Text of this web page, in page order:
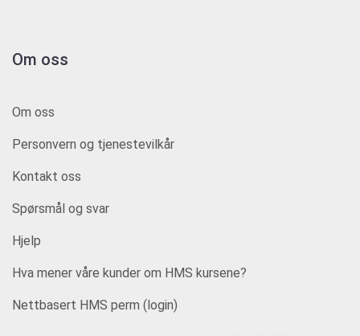
Om oss
Om oss
Personvern og tjenestevilkår
Kontakt oss
Spørsmål og svar
Hjelp
Hva mener våre kunder om HMS kursene?
Nettbasert HMS perm (login)